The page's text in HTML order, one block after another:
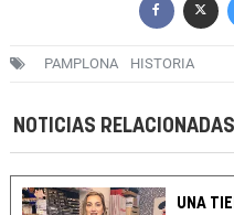
PAMPLONA HISTORIA
NOTICIAS RELACIONADAS
UNA